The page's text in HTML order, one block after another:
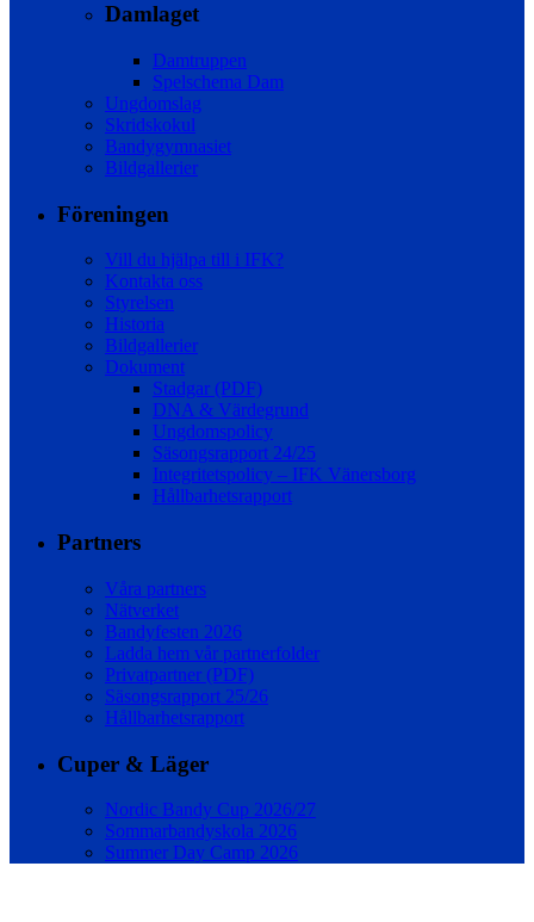
Damlaget
Damtruppen
Spelschema Dam
Ungdomslag
Skridskokul
Bandygymnasiet
Bildgallerier
Föreningen
Vill du hjälpa till i IFK?
Kontakta oss
Styrelsen
Historia
Bildgallerier
Dokument
Stadgar (PDF)
DNA & Värdegrund
Ungdomspolicy
Säsongsrapport 24/25
Integritetspolicy – IFK Vänersborg
Hållbarhetsrapport
Partners
Våra partners
Nätverket
Bandyfesten 2026
Ladda hem vår partnerfolder
Privatpartner (PDF)
Säsongsrapport 25/26
Hållbarhetsrapport
Cuper & Läger
Nordic Bandy Cup 2026/27
Sommarbandyskola 2026
Summer Day Camp 2026